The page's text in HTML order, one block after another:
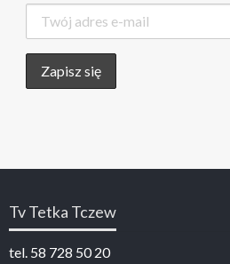
Tv Tetka Tczew
tel. 58 728 50 20